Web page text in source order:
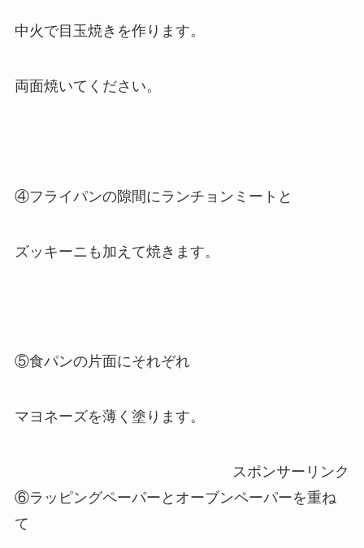
中火で目玉焼きを作ります。
両面焼いてください。
④フライパンの隙間にランチョンミートと
ズッキーニも加えて焼きます。
⑤食パンの片面にそれぞれ
マヨネーズを薄く塗ります。
スポンサーリンク
⑥ラッピングペーパーとオーブンペーパーを重ね
て